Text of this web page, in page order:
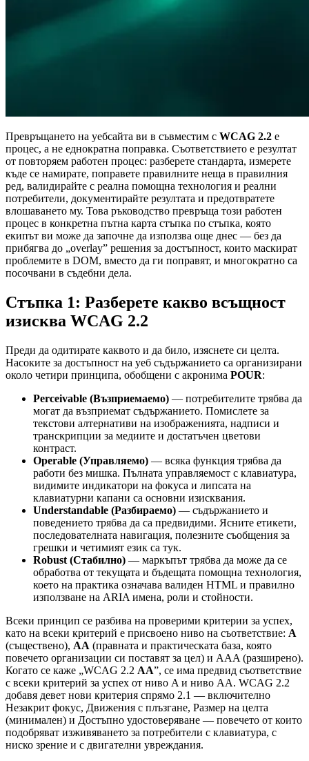
Превръщането на уебсайта ви в съвместим с WCAG 2.2 е
процес, а не еднократна поправка. Съответствието е резултат
от повторяем работен процес: разберете стандарта, измерете
къде се намирате, поправете правилните неща в правилния
ред, валидирайте с реална помощна технология и реални
потребители, документирайте резултата и предотвратете
влошаването му. Това ръководство превръща този работен
процес в конкретна пътна карта стъпка по стъпка, която
екипът ви може да започне да използва още днес — без да
прибягва до „overlay” решения за достъпност, които маскират
проблемите в DOM, вместо да ги поправят, и многократно са
посочвани в съдебни дела.
Стъпка 1: Разберете какво всъщност
изисква WCAG 2.2
Преди да одитирате каквото и да било, изяснете си целта.
Насоките за достъпност на уеб съдържанието са организирани
около четири принципа, обобщени с акронима POUR:
Perceivable (Възприемаемо) — потребителите трябва да
могат да възприемат съдържанието. Помислете за
текстови алтернативи на изображенията, надписи и
транскрипции за медиите и достатъчен цветови
контраст.
Operable (Управляемо) — всяка функция трябва да
работи без мишка. Пълната управляемост с клавиатура,
видимите индикатори на фокуса и липсата на
клавиатурни капани са основни изисквания.
Understandable (Разбираемо) — съдържанието и
поведението трябва да са предвидими. Ясните етикети,
последователната навигация, полезните съобщения за
грешки и четимият език са тук.
Robust (Стабилно) — маркъпът трябва да може да се
обработва от текущата и бъдещата помощна технология,
което на практика означава валиден HTML и правилно
използване на ARIA имена, роли и стойности.
Всеки принцип се разбива на проверими критерии за успех,
като на всеки критерий е присвоено ниво на съответствие: A
(съществено), AA (правната и практическата база, която
повечето организации си поставят за цел) и AAA (разширено).
Когато се каже „WCAG 2.2 AA”, се има предвид съответствие
с всеки критерий за успех от ниво A и ниво AA. WCAG 2.2
добавя девет нови критерия спрямо 2.1 — включително
Незакрит фокус, Движения с плъзгане, Размер на целта
(минимален) и Достъпно удостоверяване — повечето от които
подобряват изживяването за потребители с клавиатура, с
ниско зрение и с двигателни увреждания.